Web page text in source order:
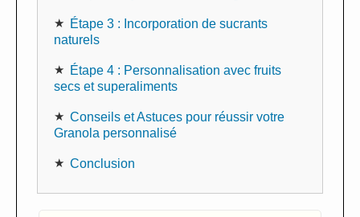
Étape 3 : Incorporation de sucrants
naturels
Étape 4 : Personnalisation avec fruits
secs et superaliments
Conseils et Astuces pour réussir votre
Granola personnalisé
Conclusion